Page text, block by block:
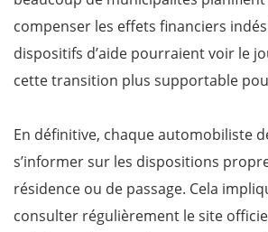
compenser les effets financiers
dispositifs d’aide pourraient voir le
cette transition plus supportable
En définitive, chaque automobiliste
s’informer sur les dispositions
résidence ou de passage. Cela
consulter régulièrement le site